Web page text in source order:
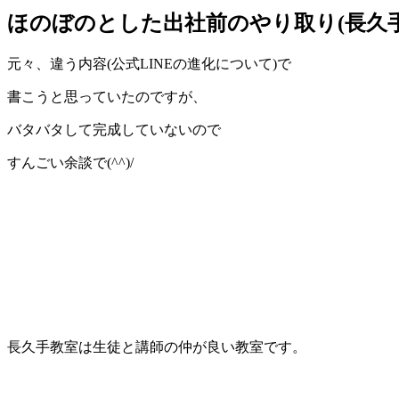
ほのぼのとした出社前のやり取り(長久
元々、違う内容(公式LINEの進化について)で
書こうと思っていたのですが、
バタバタして完成していないので
すんごい余談で(^^)/
長久手教室は生徒と講師の仲が良い教室です。